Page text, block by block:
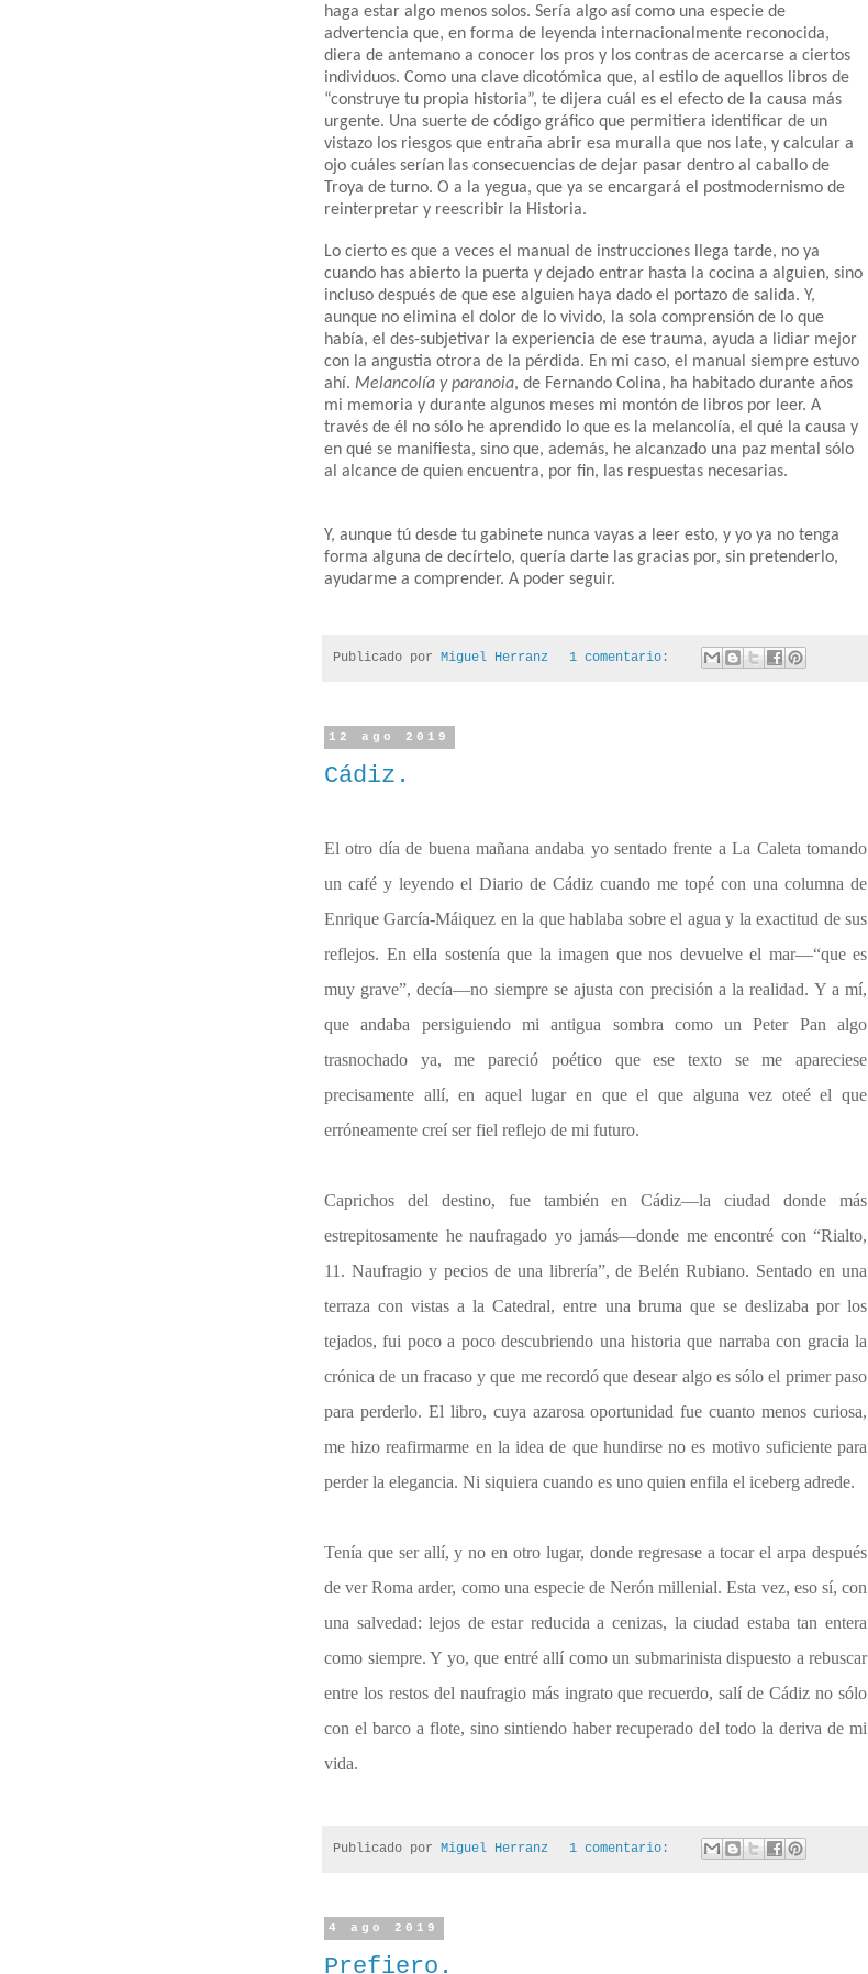
haga estar algo menos solos. Sería algo así como una especie de
advertencia que, en forma de leyenda internacionalmente reconocida,
diera de antemano a conocer los pros y los contras de acercarse a ciertos
individuos. Como una clave dicotómica que, al estilo de aquellos libros de
“construye tu propia historia”, te dijera cuál es el efecto de la causa más
urgente. Una suerte de código gráfico que permitiera identificar de un
vistazo los riesgos que entraña abrir esa muralla que nos late, y calcular a
ojo cuáles serían las consecuencias de dejar pasar dentro al caballo de
Troya de turno. O a la yegua, que ya se encargará el postmodernismo de
reinterpretar y reescribir la Historia.
Lo cierto es que a veces el manual de instrucciones llega tarde, no ya
cuando has abierto la puerta y dejado entrar hasta la cocina a alguien, sino
incluso después de que ese alguien haya dado el portazo de salida. Y,
aunque no elimina el dolor de lo vivido, la sola comprensión de lo que
había, el des-subjetivar la experiencia de ese trauma, ayuda a lidiar mejor
con la angustia otrora de la pérdida. En mi caso, el manual siempre estuvo
ahí. Melancolía y paranoia, de Fernando Colina, ha habitado durante años
mi memoria y durante algunos meses mi montón de libros por leer. A
través de él no sólo he aprendido lo que es la melancolía, el qué la causa y
en qué se manifiesta, sino que, además, he alcanzado una paz mental sólo
al alcance de quien encuentra, por fin, las respuestas necesarias.
Y, aunque tú desde tu gabinete nunca vayas a leer esto, y yo ya no tenga
forma alguna de decírtelo, quería darte las gracias por, sin pretenderlo,
ayudarme a comprender. A poder seguir.
Publicado por Miguel Herranz 1 comentario:
12 ago 2019
Cádiz.
El otro día de buena mañana andaba yo sentado frente a La Caleta tomando
un café y leyendo el Diario de Cádiz cuando me topé con una columna de
Enrique García-Máiquez en la que hablaba sobre el agua y la exactitud de sus
reflejos. En ella sostenía que la imagen que nos devuelve el mar—“que es
muy grave”, decía—no siempre se ajusta con precisión a la realidad. Y a mí,
que andaba persiguiendo mi antigua sombra como un Peter Pan algo
trasnochado ya, me pareció poético que ese texto se me apareciese
precisamente allí, en aquel lugar en que el que alguna vez oteé el que
erróneamente creí ser fiel reflejo de mi futuro.
Caprichos del destino, fue también en Cádiz—la ciudad donde más
estrepitosamente he naufragado yo jamás—donde me encontré con “Rialto,
11. Naufragio y pecios de una librería”, de Belén Rubiano. Sentado en una
terraza con vistas a la Catedral, entre una bruma que se deslizaba por los
tejados, fui poco a poco descubriendo una historia que narraba con gracia la
crónica de un fracaso y que me recordó que desear algo es sólo el primer paso
para perderlo. El libro, cuya azarosa oportunidad fue cuanto menos curiosa,
me hizo reafirmarme en la idea de que hundirse no es motivo suficiente para
perder la elegancia. Ni siquiera cuando es uno quien enfila el iceberg adrede.
Tenía que ser allí, y no en otro lugar, donde regresase a tocar el arpa después
de ver Roma arder, como una especie de Nerón millenial. Esta vez, eso sí, con
una salvedad: lejos de estar reducida a cenizas, la ciudad estaba tan entera
como siempre. Y yo, que entré allí como un submarinista dispuesto a rebuscar
entre los restos del naufragio más ingrato que recuerdo, salí de Cádiz no sólo
con el barco a flote, sino sintiendo haber recuperado del todo la deriva de mi
vida.
Publicado por Miguel Herranz 1 comentario:
4 ago 2019
Prefiero.